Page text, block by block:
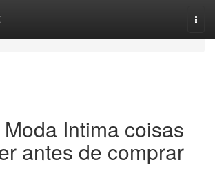
Intima coisas
antes de comprar